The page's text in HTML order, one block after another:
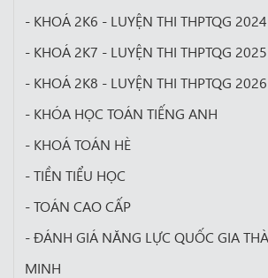
- KHOÁ 2K6 - LUYỆN THI THPTQG 2024
- KHOÁ 2K7 - LUYỆN THI THPTQG 2025
- KHOÁ 2K8 - LUYỆN THI THPTQG 2026
- KHÓA HỌC TOÁN TIẾNG ANH
- KHOÁ TOÁN HÈ
- TIỀN TIỂU HỌC
- TOÁN CAO CẤP
- ĐÁNH GIÁ NĂNG LỰC QUỐC GIA
MINH